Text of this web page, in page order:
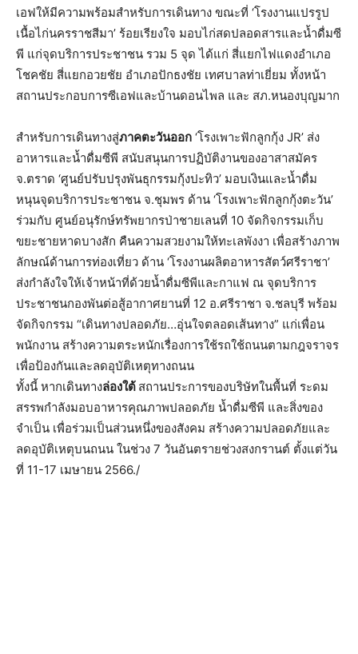
เอฟให้มีความพร้อมสำหรับการเดินทาง ขณะที่ ‘โรงงานแปรรูป
เนื้อไก่นครราชสีมา’ ร้อยเรียงใจ มอบไก่สดปลอดสารและน้ำดื่มซี
พี แก่จุดบริการประชาชน รวม 5 จุด ได้แก่ สี่แยกไฟแดงอำเภอ
โชคชัย สี่แยกอวยชัย อำเภอปักธงชัย เทศบาลท่าเยี่ยม ทั้งหน้า
สถานประกอบการซีเอฟและบ้านดอนไพล และ สภ.หนองบุญมาก
สำหรับการเดินทางสู่ภาคตะวันออก ‘โรงเพาะฟักลูกกุ้ง JR’ ส่ง
อาหารและน้ำดื่มซีพี สนับสนุนการปฏิบัติงานของอาสาสมัคร
จ.ตราด ‘ศูนย์ปรับปรุงพันธุกรรมกุ้งปะทิว’ มอบเงินและน้ำดื่ม
หนุนจุดบริการประชาชน จ.ชุมพร ด้าน ‘โรงเพาะฟักลูกกุ้งตะวัน’
ร่วมกับ ศูนย์อนุรักษ์ทรัพยากรป่าชายเลนที่ 10 จัดกิจกรรมเก็บ
ขยะชายหาดบางสัก คืนความสวยงามให้ทะเลพังงา เพื่อสร้างภาพ
ลักษณ์ด้านการท่องเที่ยว ด้าน ‘โรงงานผลิตอาหารสัตว์ศรีราชา’
ส่งกำลังใจให้เจ้าหน้าที่ด้วยน้ำดื่มซีพีและกาแฟ ณ จุดบริการ
ประชาชนกองพันต่อสู้อากาศยานที่ 12 อ.ศรีราชา จ.ชลบุรี พร้อม
จัดกิจกรรม “เดินทางปลอดภัย…อุ่นใจตลอดเส้นทาง” แก่เพื่อน
พนักงาน สร้างความตระหนักเรื่องการใช้รถใช้ถนนตามกฎจราจร
เพื่อป้องกันและลดอุบัติเหตุทางถนน
ทั้งนี้ หากเดินทางล่องใต้ สถานประการของบริษัทในพื้นที่ ระดม
สรรพกำลังมอบอาหารคุณภาพปลอดภัย น้ำดื่มซีพี และสิ่งของ
จำเป็น เพื่อร่วมเป็นส่วนหนึ่งของสังคม สร้างความปลอดภัยและ
ลดอุบัติเหตุบนถนน ในช่วง 7 วันอันตรายช่วงสงกรานต์ ตั้งแต่วัน
ที่ 11-17 เมษายน 2566./